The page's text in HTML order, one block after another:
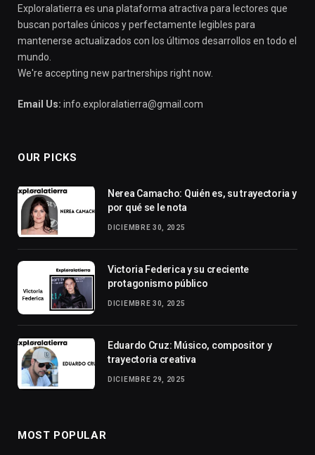
Exploralatierra es una plataforma atractiva para lectores que
buscan portales únicos y perfectamente legibles para
mantenerse actualizados con los últimos desarrollos en todo el
mundo.
We're accepting new partnerships right now.
Email Us: info.exploralatierra@gmail.com
OUR PICKS
Nerea Camacho: Quién es, su trayectoria y
por qué se le nota
DICIEMBRE 30, 2025
Victoria Federica y su creciente
protagonismo público
DICIEMBRE 30, 2025
Eduardo Cruz: Músico, compositor y
trayectoria creativa
DICIEMBRE 29, 2025
MOST POPULAR